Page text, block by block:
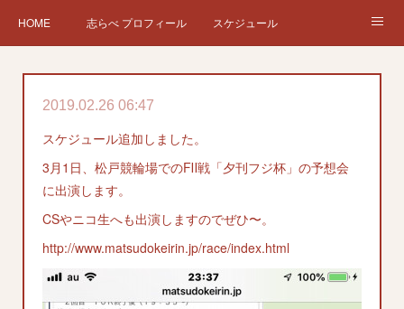
HOME 志らべ プロフィール スケジュール
チケット予約 Instagram
2019.02.26 06:47
スケジュール追加しました。
3月1日、松戸競輪場でのFⅡ戦「夕刊フジ杯」の予想会
に出演します。
CSやニコ生へも出演しますのでぜひ〜。
http://www.matsudokeirin.jp/race/index.html